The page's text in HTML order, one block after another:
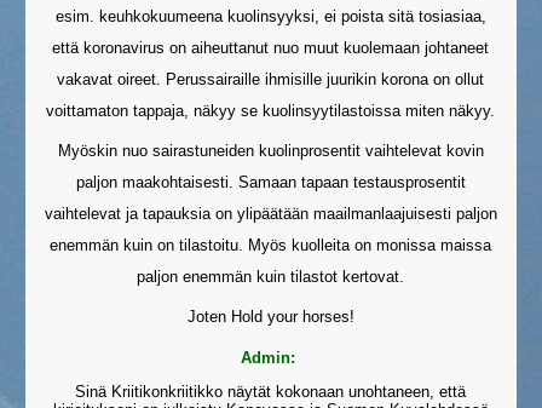
esim. keuhkokuumeena kuolinsyyksi, ei poista sitä tosiasiaa,
että koronavirus on aiheuttanut nuo muut kuolemaan johtaneet
vakavat oireet. Perussairaille ihmisille juurikin korona on ollut
voittamaton tappaja, näkyy se kuolinsyytilastoissa miten näkyy.
Myöskin nuo sairastuneiden kuolinprosentit vaihtelevat kovin
paljon maakohtaisesti. Samaan tapaan testausprosentit
vaihtelevat ja tapauksia on ylipäätään maailmanlaajuisesti paljon
enemmän kuin on tilastoitu. Myös kuolleita on monissa maissa
paljon enemmän kuin tilastot kertovat.
Joten Hold your horses!
Admin:
Sinä Kriitikonkriitikko näytät kokonaan unohtaneen, että